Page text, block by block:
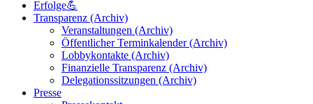
Erfolge💪
Transparenz (Archiv)
Veranstaltungen (Archiv)
Öffentlicher Terminkalender (Archiv)
Lobbykontakte (Archiv)
Finanzielle Transparenz (Archiv)
Delegationssitzungen (Archiv)
Presse